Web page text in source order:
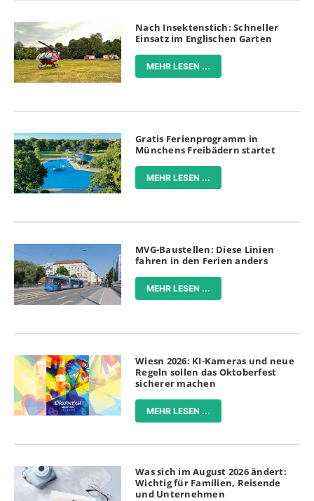
Nach Insektenstich: Schneller
Einsatz im Englischen Garten
MEHR LESEN ...
Gratis Ferienprogramm in
Münchens Freibädern startet
MEHR LESEN ...
MVG-Baustellen: Diese Linien
fahren in den Ferien anders
MEHR LESEN ...
Wiesn 2026: KI-Kameras und neue
Regeln sollen das Oktoberfest
sicherer machen
MEHR LESEN ...
Was sich im August 2026 ändert:
Wichtig für Familien, Reisende
und Unternehmen